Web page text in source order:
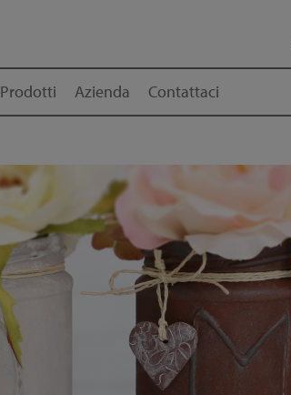
Prodotti Azienda Contattaci